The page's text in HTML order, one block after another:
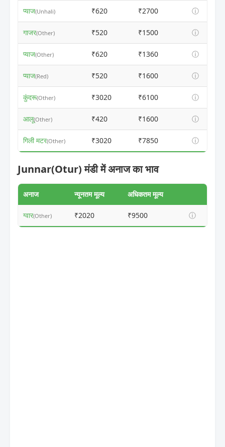
प्याज(Unhali) ₹620 ₹2700 ⓘ
गाजर(Other) ₹520 ₹1500 ⓘ
प्याज(Other) ₹620 ₹1360 ⓘ
प्याज(Red) ₹520 ₹1600 ⓘ
कुंदरू(Other) ₹3020 ₹6100 ⓘ
आलू(Other) ₹420 ₹1600 ⓘ
गिली मटर(Other) ₹3020 ₹7850 ⓘ
Junnar(Otur) मंडी में अनाज का भाव
अनाज न्यूनतम मूल्य अधिकतम मूल्य
ग्वार(Other) ₹2020 ₹9500 ⓘ